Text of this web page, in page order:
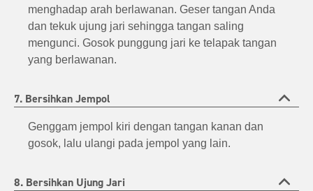
menghadap arah berlawanan. Geser tangan Anda
dan tekuk ujung jari sehingga tangan saling
mengunci. Gosok punggung jari ke telapak tangan
yang berlawanan.
7. Bersihkan Jempol
Genggam jempol kiri dengan tangan kanan dan
gosok, lalu ulangi pada jempol yang lain.
8. Bersihkan Ujung Jari